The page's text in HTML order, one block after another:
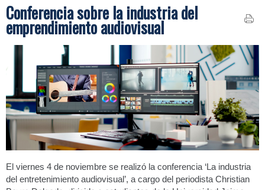
Conferencia sobre la industria del
emprendimiento audiovisual
El viernes 4 de noviembre se realizó la conferencia ‘La industria
del entretenimiento audiovisual’, a cargo del periodista Christian